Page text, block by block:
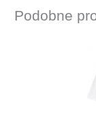
Podobne